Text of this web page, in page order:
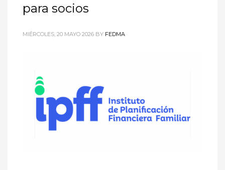
para socios
MIÉRCOLES, 20 MAYO 2026 BY FEDMA